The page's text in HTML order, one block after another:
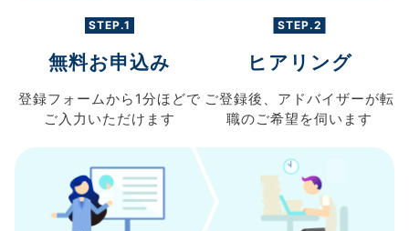
STEP.1
無料お申込み
登録フォームから 1分ほどで
ご入力 いただけます
STEP.2
ヒアリング
ご登録後、 アドバイザーが転
職のご希望を伺います